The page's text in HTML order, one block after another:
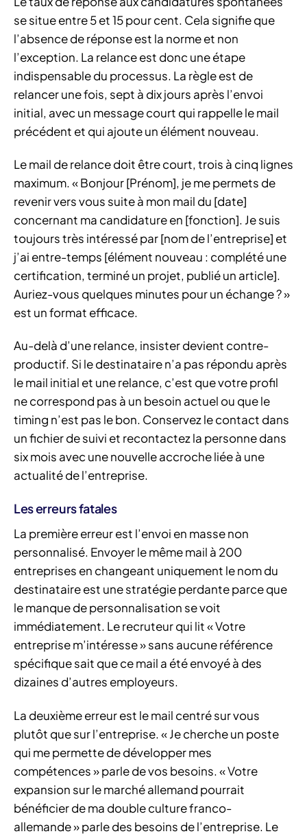
se situe entre 5 et 15 pour cent. Cela signifie que
l’absence de réponse est la norme et non
l’exception. La relance est donc une étape
indispensable du processus. La règle est de
relancer une fois, sept à dix jours après l’envoi
initial, avec un message court qui rappelle le mail
précédent et qui ajoute un élément nouveau.
Le mail de relance doit être court, trois à cinq lignes
maximum. « Bonjour [Prénom], je me permets de
revenir vers vous suite à mon mail du [date]
concernant ma candidature en [fonction]. Je suis
toujours très intéressé par [nom de l’entreprise] et
j’ai entre-temps [élément nouveau : complété une
certification, terminé un projet, publié un article].
Auriez-vous quelques minutes pour un échange ? »
est un format efficace.
Au-delà d’une relance, insister devient contre-
productif. Si le destinataire n’a pas répondu après
le mail initial et une relance, c’est que votre profil
ne correspond pas à un besoin actuel ou que le
timing n’est pas le bon. Conservez le contact dans
un fichier de suivi et recontactez la personne dans
six mois avec une nouvelle accroche liée à une
actualité de l’entreprise.
Les erreurs fatales
La première erreur est l’envoi en masse non
personnalisé. Envoyer le même mail à 200
entreprises en changeant uniquement le nom du
destinataire est une stratégie perdante parce que
le manque de personnalisation se voit
immédiatement. Le recruteur qui lit « Votre
entreprise m’intéresse » sans aucune référence
spécifique sait que ce mail a été envoyé à des
dizaines d’autres employeurs.
La deuxième erreur est le mail centré sur vous
plutôt que sur l’entreprise. « Je cherche un poste
qui me permette de développer mes
compétences » parle de vos besoins. « Votre
expansion sur le marché allemand pourrait
bénéficier de ma double culture franco-
allemande » parle des besoins de l’entreprise. Le